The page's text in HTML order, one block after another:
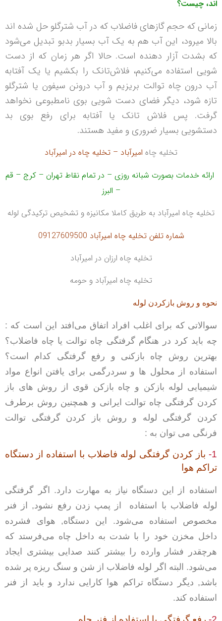
اند، چيست؟
زمانی که حجم گازهای فاضلاب که در آب شترگلو حل شده اند
بالا میرود، این آب هم به يک آب بسیار بدبو تبديل می‌شود
که بشدت آزار دهنده است. حالا اگر هر زمان که از دست
شویی استفاده می‌کنیم، فلاش‌تانک را بکشیم یا یک آفتابه
آب درون چاه توالت بریزیم و آب درونن سيفون یا شترگلو
تازه شود، ديگر فضای دست شویی بوی نامطبوعی نخواهد
گرفت. پس فلاش تانک یا آفتابه برای رفع بوی بد
دستشویی بسیار ضروری و مفید هستند.
تخلیه چاه امیرآباد – تخلیه چاه در امیرآباد
ارائه خدمات بصورت شبانه روزی – در تمام نقاط تهران – کرج – قم
– البرز
تخلیه چاه امیرآباد به طریق کاملا مکانیزه و تشخیص ترکیدگی لوله
شماره تلفن تخلیه چاه امیرآباد 09127609500
تخلیه چاه ارزان در امیرآباد
تخلیه چاه امیرآباد و حومه
نحوه و روش بازکردن لوله
سوالاتی که برای اغلب افراد اتفاق می‌افتد این است که :
چه باید کرد در هنگام گرفتگی چاه توالت یا چاه فاضلاب؟
بهترین روش چاه بازکنی و رفع گرفتگی کدام است؟
استفاده از محلول ها و سردرگمی برای یافتن انواع مواد
شیمیایی لوله بازکن و چاه بازکن قوی از روش های باز
کردن گرفتگی چاه توالت ایرانی و همچنین روش برطرف
کردن گرفتگی لوله و روش باز کردن گرفتگی توالت
فرنگی می توان به :
1- باز کردن گرفتگی لوله فاضلاب با استفاده از دستگاه
تراکم هوا
استفاده از این دستگاه نیاز به مهارت دارد. اگر گرفتگی
لوله فاضلاب با استفاده از پمپ زدن رفع نشود, از فنر
مخصوص استفاده می‌شود. این دستگاه, هوای فشرده
داخل مخزن خود را با شدت به داخل چاه می‌فرستد که
هرچقدر فشار وارده را بیشتر کنند صدایی بیشتری ایجاد
می‌شود. البته اگر لوله فاضلاب از شن و سنگ ریزه پر شده
باشد, دیگر دستگاه تراکم هوا کارایی ندارد و باید از فنر
استفاده کند.